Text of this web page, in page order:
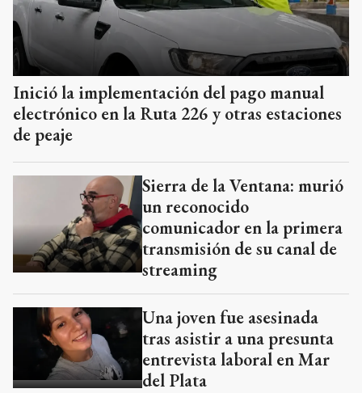
Inició la implementación del pago manual
electrónico en la Ruta 226 y otras estaciones
de peaje
Sierra de la Ventana: murió
un reconocido
comunicador en la primera
transmisión de su canal de
streaming
Una joven fue asesinada
tras asistir a una presunta
entrevista laboral en Mar
del Plata